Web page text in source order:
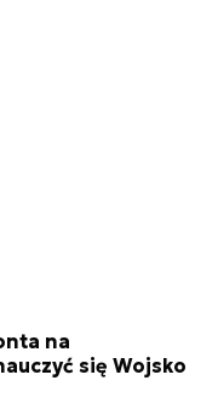
na
się Wojsko